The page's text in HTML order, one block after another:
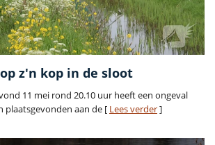
z'n kop in de sloot
11 mei rond 20.10 uur heeft een ongeval
plaatsgevonden aan de [ Lees verder]